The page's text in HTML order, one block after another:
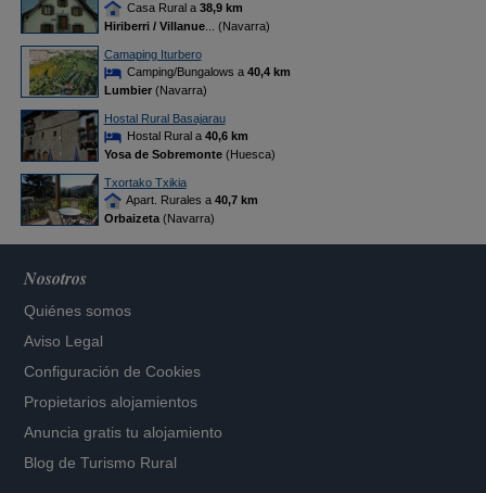
Casa Rural a 38,9 km
Hiriberri / Villanue... (Navarra)
Camaping Iturbero
Camping/Bungalows a 40,4 km
Lumbier(Navarra)
Hostal Rural Basajarau
Hostal Rural a 40,6 km
Yosa de Sobremonte(Huesca)
Txortako Txikia
Apart. Rurales a 40,7 km
Orbaizeta(Navarra)
Nosotros
Quiénes somos
Aviso Legal
Configuración de Cookies
Propietarios alojamientos
Anuncia gratis tu alojamiento
Blog de Turismo Rural